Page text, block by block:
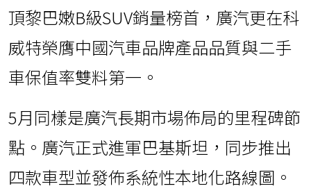
頂黎巴嫩B級SUV銷量榜首，廣汽更在科
威特榮膺中國汽車品牌產品品質與二手
車保值率雙料第一。
5月同樣是廣汽長期市場佈局的里程碑節
點。廣汽正式進軍巴基斯坦，同步推出
四款車型並發佈系統性本地化路線圖。